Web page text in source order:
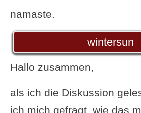
namaste.
wintersun
Hallo zusammen,
als ich die Diskussion
ich mich gefragt, wie das